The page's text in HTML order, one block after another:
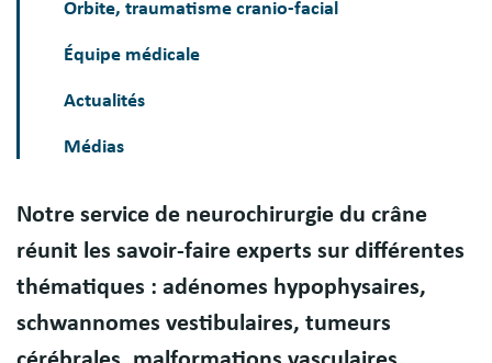
Orbite, traumatisme cranio-facial
Équipe médicale
Actualités
Médias
Présentation
Notre service de neurochirurgie du crâne
réunit les savoir-faire experts sur différentes
thématiques : adénomes hypophysaires,
schwannomes vestibulaires, tumeurs